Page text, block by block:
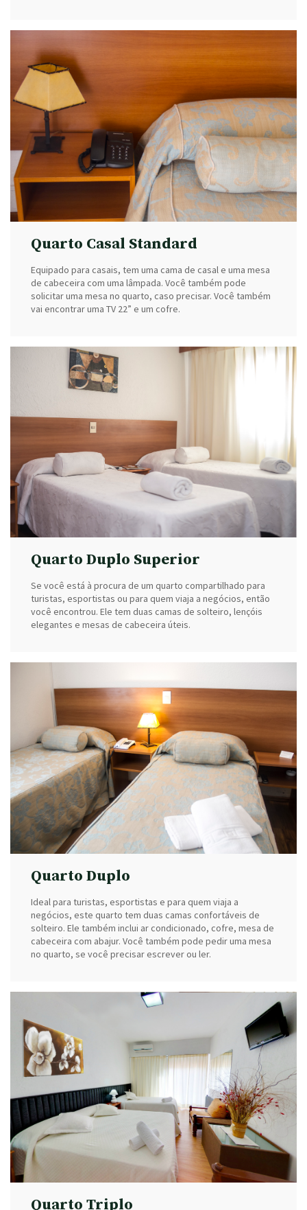
Quarto Casal Standard
Equipado para casais, tem uma cama de casal e uma mesa
de cabeceira com uma lâmpada. Você também pode
solicitar uma mesa no quarto, caso precisar. Você também
vai encontrar uma TV 22” e um cofre.
Quarto Duplo Superior
Se você está à procura de um quarto compartilhado para
turistas, esportistas ou para quem viaja a negócios, então
você encontrou. Ele tem duas camas de solteiro, lençóis
elegantes e mesas de cabeceira úteis.
Quarto Duplo
Ideal para turistas, esportistas e para quem viaja a
negócios, este quarto tem duas camas confortáveis de
solteiro. Ele também inclui ar condicionado, cofre, mesa de
cabeceira com abajur. Você também pode pedir uma mesa
no quarto, se você precisar escrever ou ler.
Quarto Triplo